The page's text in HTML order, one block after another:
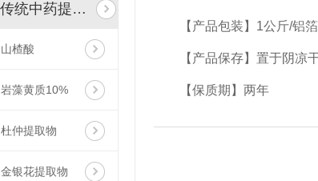
传统中药提取物
山楂酸
岩藻黄质10%
杜仲提取物
金银花提取物
【产品包装】1公斤/铝
【产品保存】置于阴凉
【保质期】两年